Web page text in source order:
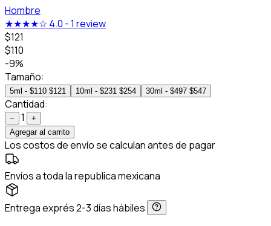
Hombre
★★★★☆ 4.0 -1 review
$121
$110
-9%
Tamaño:
5ml - $110 $121 10ml - $231 $254 30ml - $497 $547
Cantidad:
− 1
+
Agregar al carrito
Los costos de envío se calculan antes de pagar
Envíos a toda la republica mexicana
Entrega exprés 2-3 días hábiles